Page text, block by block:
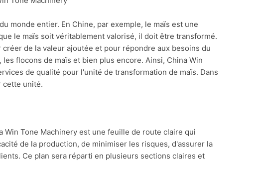
monde entier. En Chine, par exemple, le maïs est une
le maïs soit véritablement valorisé, il doit être transformé.
de la valeur ajoutée et pour répondre aux besoins du
flocons de maïs et bien plus encore. Ainsi, China Win
de qualité pour l'unité de transformation de maïs. Dans
cette unité.
Tone Machinery est une feuille de route claire qui
de la production, de minimiser les risques, d'assurer la
Ce plan sera réparti en plusieurs sections claires et